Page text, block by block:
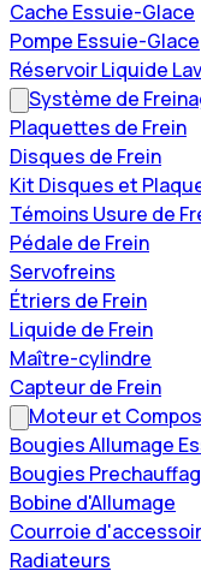
Cache Essuie-Glace
Pompe Essuie-Glace
Réservoir Liquide
Système de
Plaquettes de Frein
Disques de Frein
Kit Disques et
Témoins Usure de
Pédale de Frein
Servofreins
Étriers de Frein
Liquide de Frein
Maître-cylindre
Capteur de Frein
Moteur et
Bougies Allumage
Bougies
Bobine d'Allumage
Courroie
Radiateurs